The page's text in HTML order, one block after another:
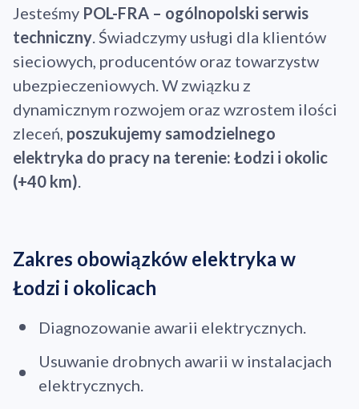
Jesteśmy POL-FRA – ogólnopolski serwis
techniczny. Świadczymy usługi dla klientów
sieciowych, producentów oraz towarzystw
ubezpieczeniowych. W związku z
dynamicznym rozwojem oraz wzrostem ilości
zleceń, poszukujemy samodzielnego
elektryka do pracy na terenie: Łodzi i okolic
(+40 km).
Zakres obowiązków elektryka w
Łodzi i okolicach
Diagnozowanie awarii elektrycznych.
Usuwanie drobnych awarii w instalacjach
elektrycznych.